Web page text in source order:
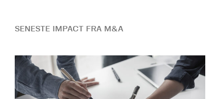
SENESTE IMPACT FRA M&A